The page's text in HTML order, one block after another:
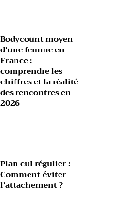
Bodycount moyen
d’une femme en
France :
comprendre les
chiffres et la réalité
des rencontres en
2026
Plan cul régulier :
Comment éviter
l’attachement ?